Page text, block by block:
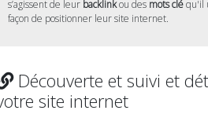
s’agissent de leur backlinkou des mots cléqu'il
façon de positionner leur site internet.
Découverte et suivi et
site internet